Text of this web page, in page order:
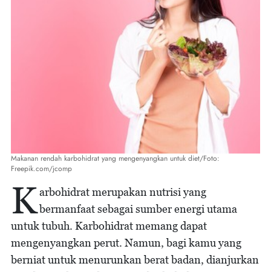
Makanan rendah karbohidrat yang mengenyangkan untuk diet/Foto:
Freepik.com/jcomp
Karbohidrat merupakan nutrisi yang
bermanfaat sebagai sumber energi utama
untuk tubuh. Karbohidrat memang dapat
mengenyangkan perut. Namun, bagi kamu yang
berniat untuk menurunkan berat badan, dianjurkan